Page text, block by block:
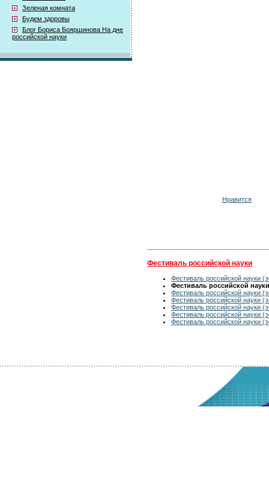
Зеленая комната
Будем здоровы
Блог Бориса Бояршинова На дне
российской науки
Нравится
Фестиваль российской науки
Фестиваль российской науки
Фестиваль российской
Фестиваль российской науки
Фестиваль российской науки
Фестиваль российской науки
Фестиваль российской науки
Фестиваль российской науки